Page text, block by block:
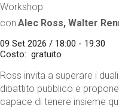
Workshop
con Alec Ross, Walter
09 Set 2026 / 18:00 - 19:30
Costo
gratuito
Ross invita a superare i
dibattito pubblico e
capace di tenere insieme